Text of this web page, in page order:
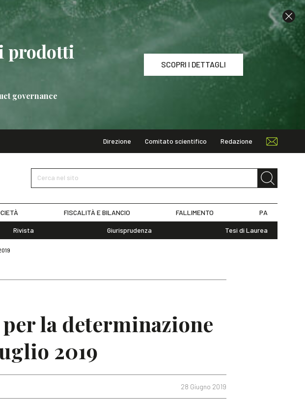
prodotti
governance
SCOPRI I DETTAGLI
bancari SCOPRI I DETTAGLI
Direzione Comitato scientifico Redazione
Cerca nel sito
FISCALITÀ E BILANCIO FALLIMENTO PA
Rivista Giurisprudenza Tesi di Laurea
la determinazione
2019
28 Giugno 2019